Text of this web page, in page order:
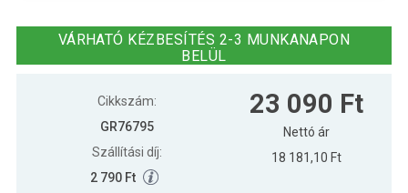
12 kg
Gorilla Sports Gym kalapács 10 kg 38 590 Ft
VÁRHATÓ KÉZBESÍTÉS 2-3 MUNKANAPON
BELÜL
Cikkszám:
GR76795
Szállítási díj:
2 790 Ft
23 090 Ft
Nettó ár
18 181,10 Ft